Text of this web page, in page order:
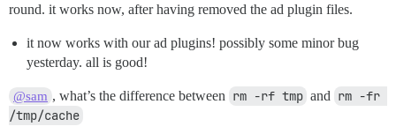
round. it works now, after having removed the ad plugin files.
it now works with our ad plugins! possibly some minor bug
yesterday. all is good!
@sam , what’s the difference between rm -rf tmp and rm -fr
/tmp/cache